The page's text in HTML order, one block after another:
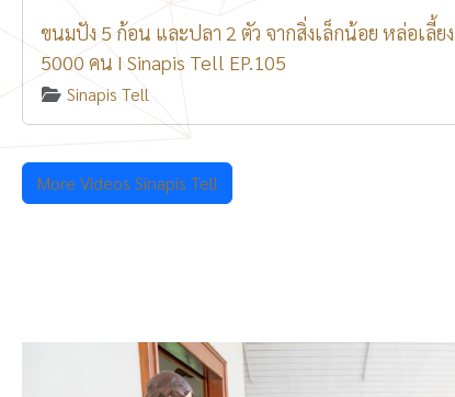
ขนมปัง 5 ก้อน และปลา 2 ตัว จากสิ่งเล็กน้อย หล่อเลี้ยง
5000 คน I Sinapis Tell EP.105
Sinapis Tell
More Videos Sinapis Tell